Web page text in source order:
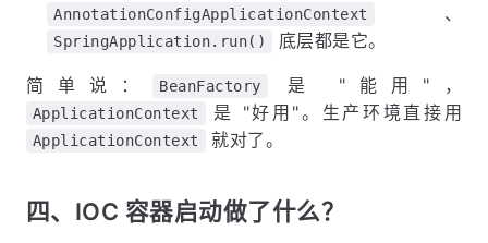
AnnotationConfigApplicationContext 、
SpringApplication.run() 底层都是它。
简单说： BeanFactory 是 "能用"，
ApplicationContext 是 "好用"。生产环境直接用
ApplicationContext 就对了。
四、IOC 容器启动做了什么？